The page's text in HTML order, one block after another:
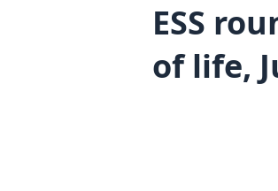
ESS
of life,